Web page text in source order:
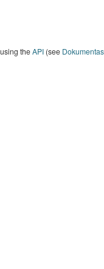
theAPI(see